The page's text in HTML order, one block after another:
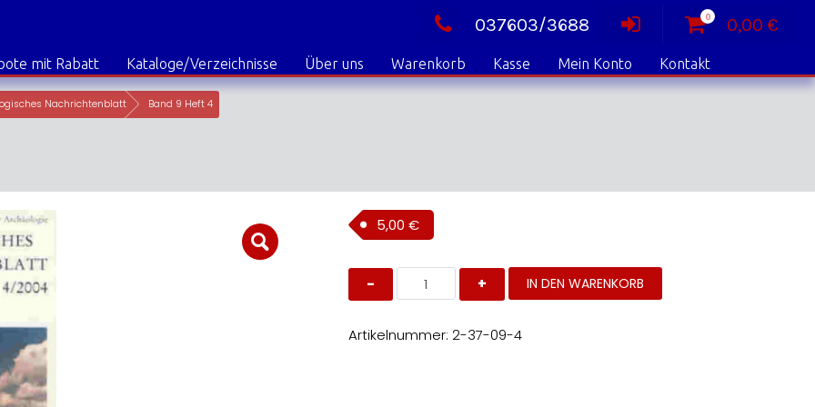
037603/3688 0 0,00 €
mit Rabatt Kataloge/Verzeichnisse Über uns Warenkorb Kasse Mein Konto Kontakt
Nachrichtenblatt Band 9 Heft 4
5,00 €
Band
Heft
Menge
IN DEN WARENKORB
Artikelnummer: 2-37-09-4